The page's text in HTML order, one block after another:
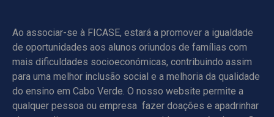
Ao associar-se à FICASE, estará a promover a igualdade
de oportunidades aos alunos oriundos de famílias com
mais dificuldades socioeconómicas, contribuindo assim
para uma melhor inclusão social e a melhoria da qualidade
do ensino em Cabo Verde. O nosso website permite a
qualquer pessoa ou empresa fazer doações e apadrinhar